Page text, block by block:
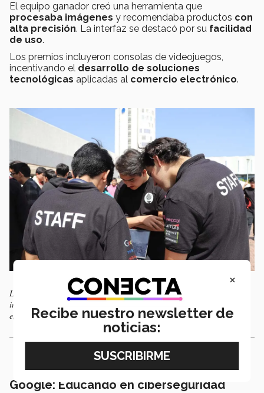
El equipo ganador creó una herramienta que
procesaba imágenes y recomendaba productos con
alta precisión. La interfaz se destacó por su facilidad
de uso.
Los premios incluyeron consolas de videojuegos,
incentivando el desarrollo de soluciones
tecnológicas aplicadas al comercio electrónico.
Los participantes tuvieron la oportunidad de crear soluciones
innovadoras a problemáticas reales planteadas por instituciones y
empresas internacionales. Foto: Paulina Gaspar.
Google: Educando en ciberseguridad
×
Recibe nuestro newsletter de
noticias: